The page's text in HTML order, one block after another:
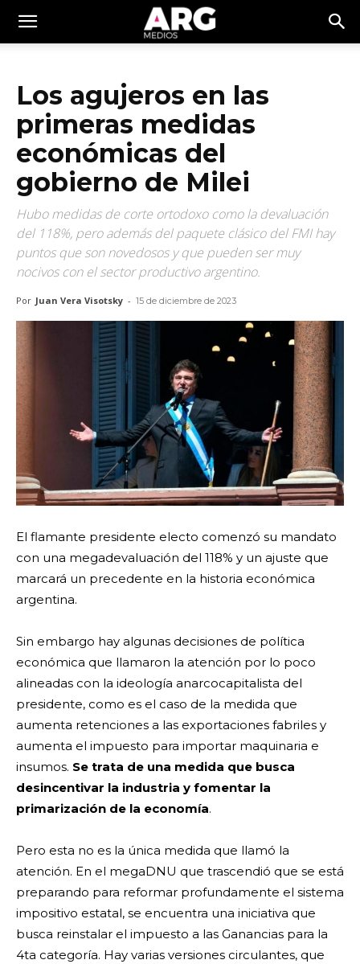
Los agujeros en las
primeras medidas
económicas del
gobierno de Milei
Hubo medidas de corte ortodoxo como la devaluación
del 118%, pero además del paquete clásico del FMI hay
puntos que son novedosos y que pueden ser muy
nocivos con el sector productivo argentino.
Por Juan Vera Visotsky - 15 de diciembre de 2023
El flamante presidente electo comenzó su mandato
con una megadevaluación del 118% y un ajuste que
marcará un precedente en la historia económica
argentina.
Sin embargo hay algunas decisiones de política
económica que llamaron la atención por lo poco
alineadas con la ideología anarcocapitalista del
presidente, como es el caso de la medida que
aumenta retenciones a las exportaciones fabriles y
aumenta el impuesto para importar maquinaria e
insumos. Se trata de una medida que busca
desincentivar la industria y fomentar la
primarización de la economía.
Pero esta no es la única medida que llamó la
atención. En el megaDNU que trascendió que se está
preparando para reformar profundamente el sistema
impositivo estatal, se encuentra una iniciativa que
busca reinstalar el impuesto a las Ganancias para la
4ta categoría. Hay varias versiones circulantes, que